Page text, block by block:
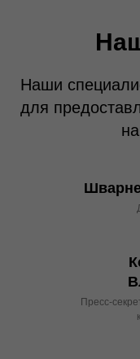
Наши
для
Пресс-